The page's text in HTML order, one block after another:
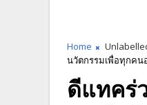
Home
นวัตกรรมเพื่อทุกคน
ดีแทคร่